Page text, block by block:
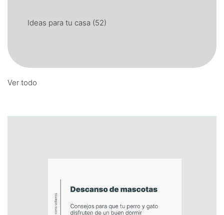
Ideas para tu casa (52)
Ver todo